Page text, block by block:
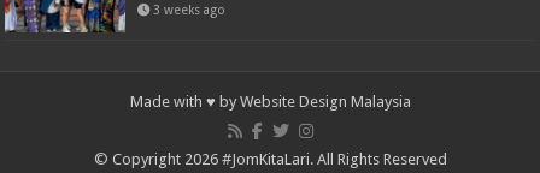
3 weeks ago
Made with ♥ by Website Design Malaysia
© Copyright 2026 #JomKitaLari. All Rights Reserved